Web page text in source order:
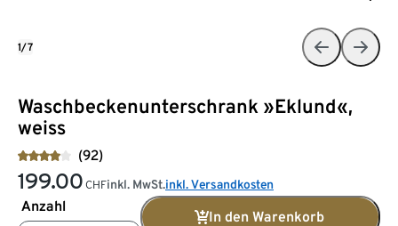
Waschbeckenunterschrank »Eklund«,
weiss
(92)
199.00 CHFinkl. MwSt.inkl. Versandkosten
Anzahl
In den Warenkorb
1/7